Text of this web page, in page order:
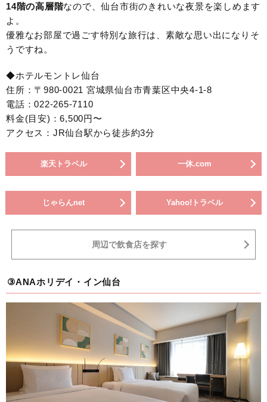
14階の高層階なので、仙台市街のきれいな夜景を楽しめます
よ。
優雅なお部屋で過ごす特別な旅行は、素敵な思い出になりそ
うですね。
◆ホテルモントレ仙台
住所：〒980-0021 宮城県仙台市青葉区中央4-1-8
電話：022-265-7110
料金(目安)：6,500円〜
アクセス：JR仙台駅から徒歩約3分
楽天トラベル 一休.com
じゃらんnet Yahoo!トラベル
周辺で飲食店を探す
③ANAホリデイ・イン仙台